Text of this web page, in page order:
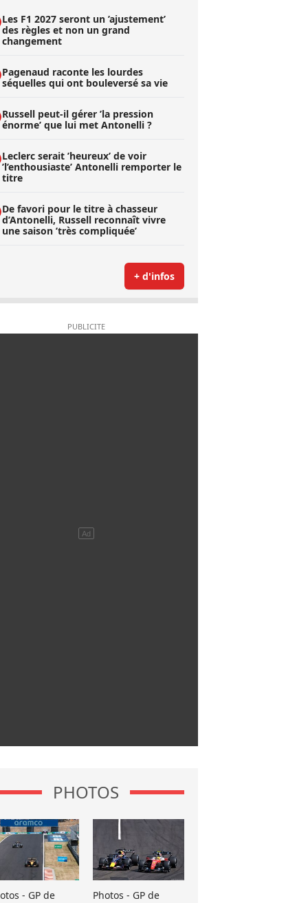
Les F1 2027 seront un ’ajustement’
des règles et non un grand
changement
Pagenaud raconte les lourdes
séquelles qui ont bouleversé sa vie
Russell peut-il gérer ’la pression
énorme’ que lui met Antonelli ?
Leclerc serait ’heureux’ de voir
’l’enthousiaste’ Antonelli remporter le
titre
De favori pour le titre à chasseur
d’Antonelli, Russell reconnaît vivre
une saison ’très compliquée’
+ d'infos
PHOTOS
- GP de
Photos - GP de